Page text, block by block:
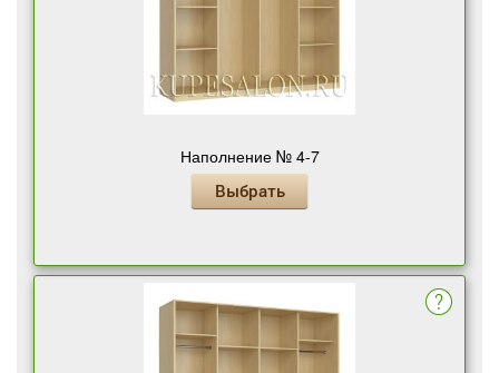
Наполнение № 4-7
Выбрать